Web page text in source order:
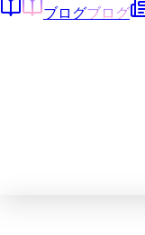
ブログブログ